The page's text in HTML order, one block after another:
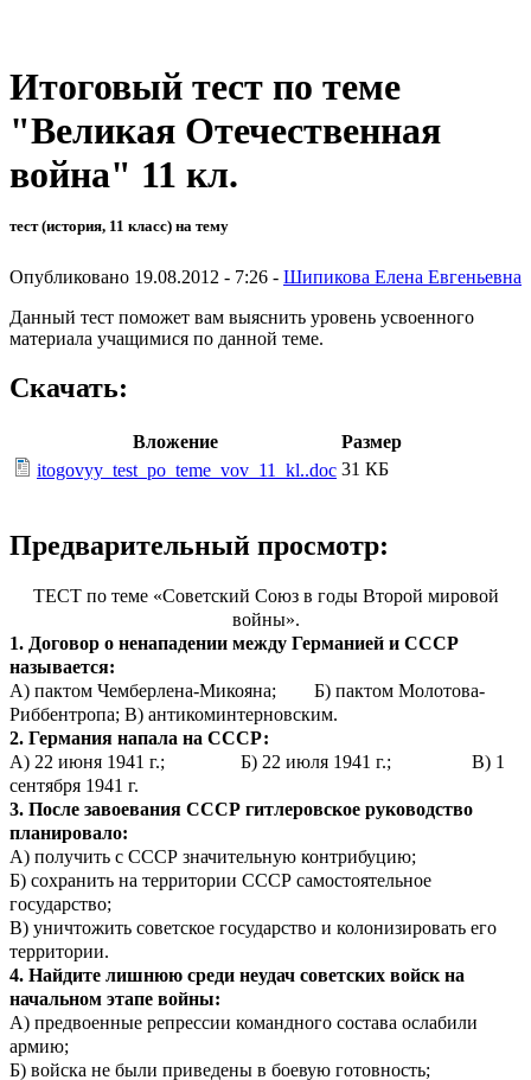
Итоговый тест по теме
"Великая Отечественная
война" 11 кл.
тест (история, 11 класс) на тему
Опубликовано 19.08.2012 - 7:26 - Шипикова Елена Евгеньевна
Данный тест поможет вам выяснить уровень усвоенного
материала учащимися по данной теме.
Скачать:
Вложение
Размер
itogovyy_test_po_teme_vov_11_kl..doc 31 КБ
Предварительный просмотр:
ТЕСТ по теме «Советский Союз в годы Второй мировой
войны».
1. Договор о ненападении между Германией и СССР
называется:
А) пактом Чемберлена-Микояна; Б) пактом Молотова-
Риббентропа; В) антикоминтерновским.
2. Германия напала на СССР:
А) 22 июня 1941 г.; Б) 22 июля 1941 г.; В) 1
сентября 1941 г.
3. После завоевания СССР гитлеровское руководство
планировало:
А) получить с СССР значительную контрибуцию;
Б) сохранить на территории СССР самостоятельное
государство;
В) уничтожить советское государство и колонизировать его
территории.
4. Найдите лишнюю среди неудач советских войск на
начальном этапе войны:
А) предвоенные репрессии командного состава ослабили
армию;
Б) войска не были приведены в боевую готовность;